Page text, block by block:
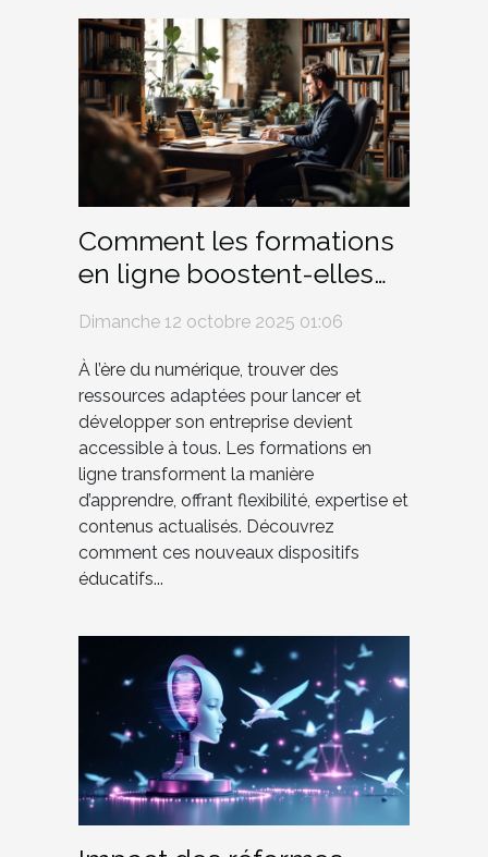
Comment les formations
en ligne boostent-elles
l'entrepreneuriat ?
Dimanche 12 octobre 2025 01:06
À l’ère du numérique, trouver des
ressources adaptées pour lancer et
développer son entreprise devient
accessible à tous. Les formations en
ligne transforment la manière
d’apprendre, offrant flexibilité, expertise et
contenus actualisés. Découvrez
comment ces nouveaux dispositifs
éducatifs...